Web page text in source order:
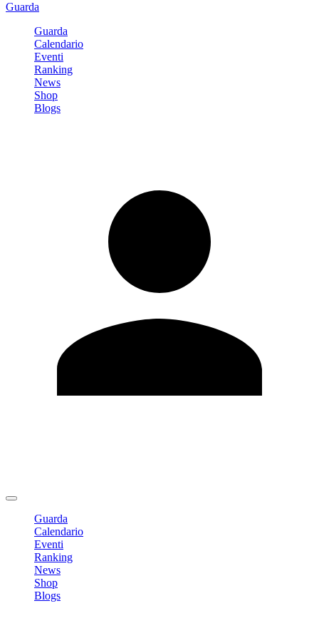
Guarda
Guarda
Calendario
Eventi
Ranking
News
Shop
Blogs
Guarda
Calendario
Eventi
Ranking
News
Shop
Blogs